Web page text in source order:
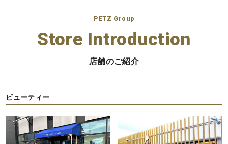
PETZ Group
Store Introduction
店舗のご紹介
ビューティー